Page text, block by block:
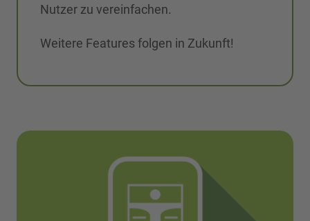
Nutzer zu vereinfachen.
Weitere Features folgen in Zukunft!